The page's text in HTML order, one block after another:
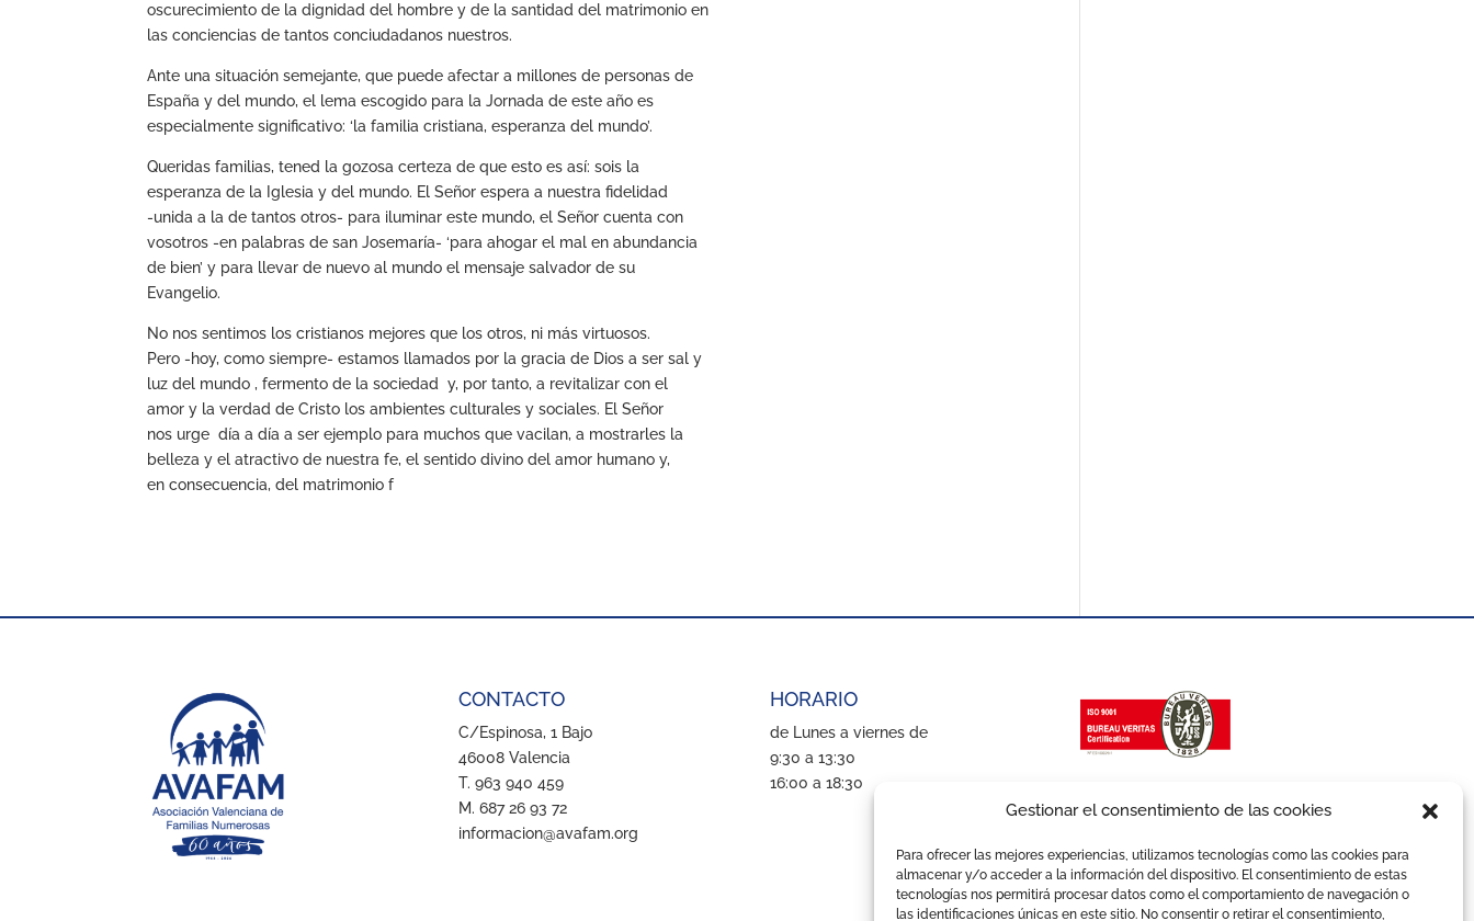
Gestionar el consentimiento de las cookies
Para ofrecer las mejores experiencias, utilizamos tecnologías como las cookies para
almacenar y/o acceder a la información del dispositivo. El consentimiento de estas
tecnologías nos permitirá procesar datos como el comportamiento de navegación o
las identificaciones únicas en este sitio. No consentir o retirar el consentimiento,
oscurecimiento de la dignidad del hombre y de la santidad del matrimonio en
las conciencias de tantos conciudadanos nuestros.
Ante una situación semejante, que puede afectar a millones de personas de
España y del mundo, el lema escogido para la Jornada de este año es
especialmente significativo: ‘la familia cristiana, esperanza del mundo’.
Queridas familias, tened la gozosa certeza de que esto es así: sois la
esperanza de la Iglesia y del mundo. El Señor espera a nuestra fidelidad
-unida a la de tantos otros- para iluminar este mundo, el Señor cuenta con
vosotros -en palabras de san Josemaría- ‘para ahogar el mal en abundancia
de bien’ y para llevar de nuevo al mundo el mensaje salvador de su
Evangelio.
No nos sentimos los cristianos mejores que los otros, ni más virtuosos.
Pero -hoy, como siempre- estamos llamados por la gracia de Dios a ser sal y
luz del mundo , fermento de la sociedad y, por tanto, a revitalizar con el
amor y la verdad de Cristo los ambientes culturales y sociales. El Señor
nos urge día a día a ser ejemplo para muchos que vacilan, a mostrarles la
belleza y el atractivo de nuestra fe, el sentido divino del amor humano y,
en consecuencia, del matrimonio f
CONTACTO
C/Espinosa, 1 Bajo
46008 Valencia
T. 963 940 459
M. 687 26 93 72
informacion@avafam.org
HORARIO
de Lunes a viernes de
9:30 a 13:30
16:00 a 18:30